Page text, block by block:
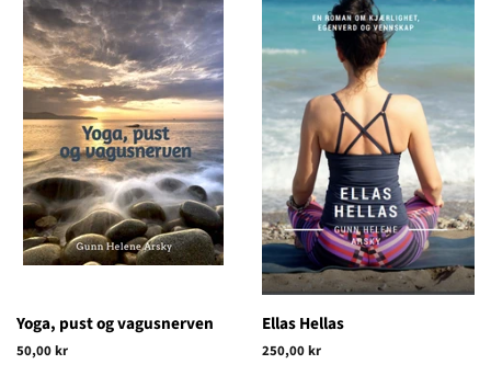
Yoga, pust og vagusnerven
Vanlig
50,00 kr
Ellas Hellas
Vanlig
250,00 kr